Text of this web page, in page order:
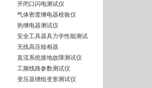
开闭口闪电测试仪
气体密度继电器校验仪
热继电器测试仪
安全工具器具力学性能测试
无线高压核相器
直流系统接地故障测试仪
工频线路参数测试仪
变压器绕组变形测试仪